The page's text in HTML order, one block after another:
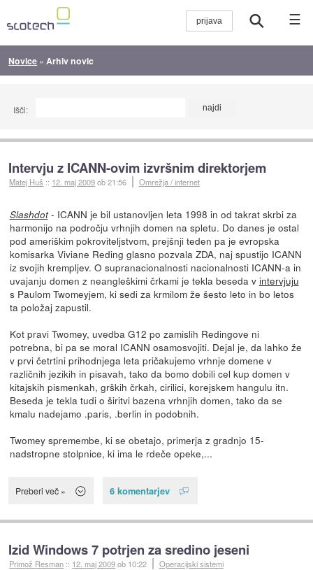
☰
Novice » Arhiv novic
Išči:
Intervju z ICANN-ovim izvršnim direktorjem
Matej Huš :: 12. maj 2009ob 21:56 Omrežja / internet
Slashdot- ICANN je bil ustanovljen leta 1998 in od takrat skrbi za
harmonijo na področju vrhnjih domen na spletu. Do danes je ostal
pod ameriškim pokroviteljstvom, prejšnji teden pa je evropska
komisarka Viviane Reding glasno pozvala ZDA, naj spustijo ICANN
iz svojih krempljev. O supranacionalnosti nacionalnosti ICANN-a in
uvajanju domen z neangleškimi črkami je tekla beseda v intervjuju
s Paulom Twomeyjem, ki sedi za krmilom že šesto leto in bo letos
ta položaj zapustil.
Kot pravi Twomey, uvedba G12 po zamislih Redingove ni
potrebna, bi pa se moral ICANN osamosvojiti. Dejal je, da lahko že
v prvi četrtini prihodnjega leta pričakujemo vrhnje domene v
različnih jezikih in pisavah, tako da bomo dobili cel kup domen v
kitajskih pismenkah, grških črkah, cirilici, korejskem hangulu itn.
Beseda je tekla tudi o širitvi bazena vrhnjih domen, tako da se
kmalu nadejamo .paris, .berlin in podobnih.
Twomey spremembe, ki se obetajo, primerja z gradnjo 15-
nadstropne stolpnice, ki ima le rdeče opeke,...
Preberi več » 6 komentarjev
Izid Windows 7 potrjen za sredino jeseni
Primož Resman :: 12. maj 2009ob 10:22 Operacijski sistemi